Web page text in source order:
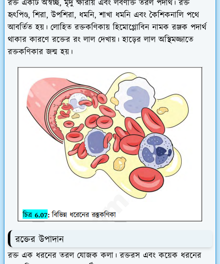
রক্ত একটি অস্বচ্ছ, মৃদু ক্ষারীয় এবং লবণাক্ত তরল পদার্থ। রক্ত
হৃৎপিণ্ড, শিরা, উপশিরা, ধমনি, শাখা ধমনি এবং কৈশিকনালি পথে
আবর্তিত হয়। লোহিত রক্তকণিকায় হিমোগ্লোবিন নামক রঞ্জক পদার্থ
থাকার কারণে রক্তের রং লাল দেখায়। হাড়ের লাল অস্থিমজ্জাতে
রক্তকণিকার জন্ম হয়।
রক্তের উপাদান
রক্ত এক ধরনের তরল যোজক কলা । রক্তরস এবং কয়েক ধরনের